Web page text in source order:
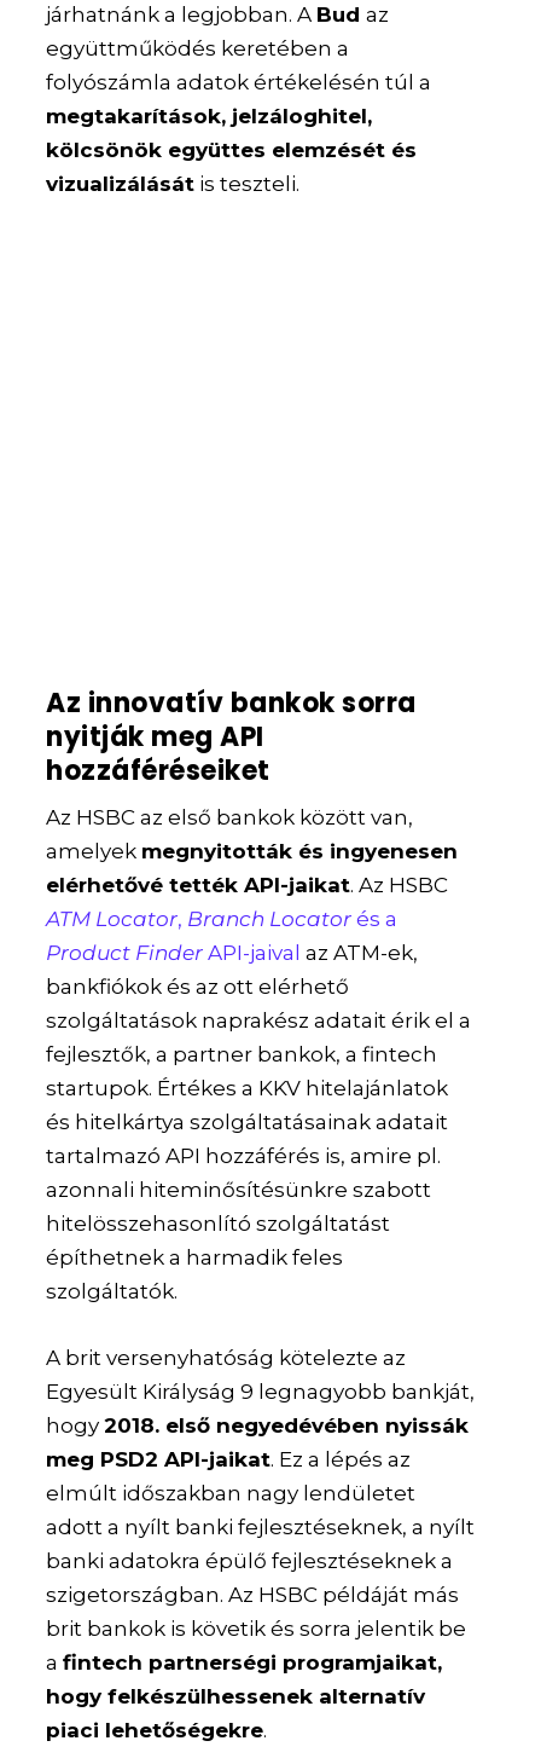
járhatnánk a legjobban. A Budaz
együttműködés keretében a
folyószámla adatok értékelésén túl a
megtakarítások, jelzáloghitel,
kölcsönök együttes elemzését és
vizualizálását is teszteli.
Az innovatív bankok sorra
nyitják meg API
hozzáféréseiket
Az HSBC az első bankok között van,
amelyek megnyitották és ingyenesen
elérhetővé tették API-jaikat. Az HSBC
ATM Locator, Branch Locator és a
Product Finder API-jaival az ATM-ek,
bankfiókok és az ott elérhető
szolgáltatások naprakész adatait érik el a
fejlesztők, a partner bankok, a fintech
startupok. Értékes a KKV hitelajánlatok
és hitelkártya szolgáltatásainak adatait
tartalmazó API hozzáférés is, amire pl.
azonnali hiteminősítésünkre szabott
hitelösszehasonlító szolgáltatást
építhetnek a harmadik feles
szolgáltatók.
A brit versenyhatóság kötelezte az
Egyesült Királyság 9 legnagyobb bankját,
hogy2018. első negyedévében nyissák
meg PSD2 API-jaikat. Ez a lépés az
elmúlt időszakban nagy lendületet
adott a nyílt banki fejlesztéseknek, a nyílt
banki adatokra épülő fejlesztéseknek a
szigetországban. Az HSBC példáját más
brit bankok is követik és sorra jelentik be
afintech partnerségi programjaikat,
hogy felkészülhessenek alternatív
piaci lehetőségekre.